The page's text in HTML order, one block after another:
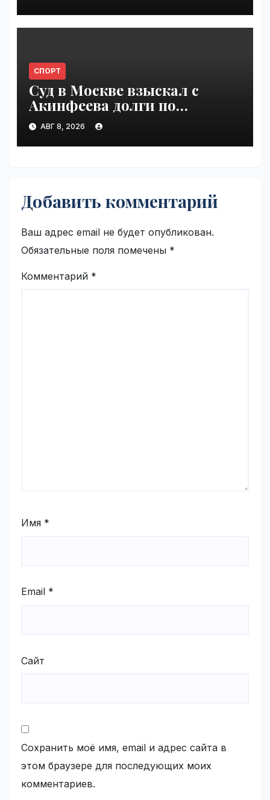
СПОРТ
Суд в Москве взыскал с
Акинфеева долги по
коммунальным платежам |
VseTime.ru
АВГ 8, 2026
Добавить комментарий
Ваш адрес email не будет опубликован.
Обязательные поля помечены *
Комментарий *
Имя *
Email *
Сайт
Сохранить моё имя, email и адрес сайта в
этом браузере для последующих моих
комментариев.